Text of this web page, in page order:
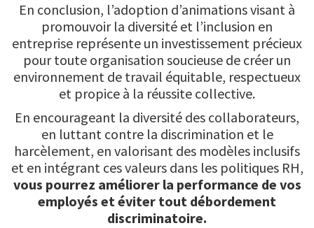
En conclusion, l’adoption d’animations visant à
promouvoir la diversité et l’inclusion en
entreprise représente un investissement précieux
pour toute organisation soucieuse de créer un
environnement de travail équitable, respectueux
et propice à la réussite collective.
En encourageant la diversité des collaborateurs,
en luttant contre la discrimination et le
harcèlement, en valorisant des modèles inclusifs
et en intégrant ces valeurs dans les politiques RH,
vous pourrez améliorer la performance de vos
employés et éviter tout débordement
discriminatoire.